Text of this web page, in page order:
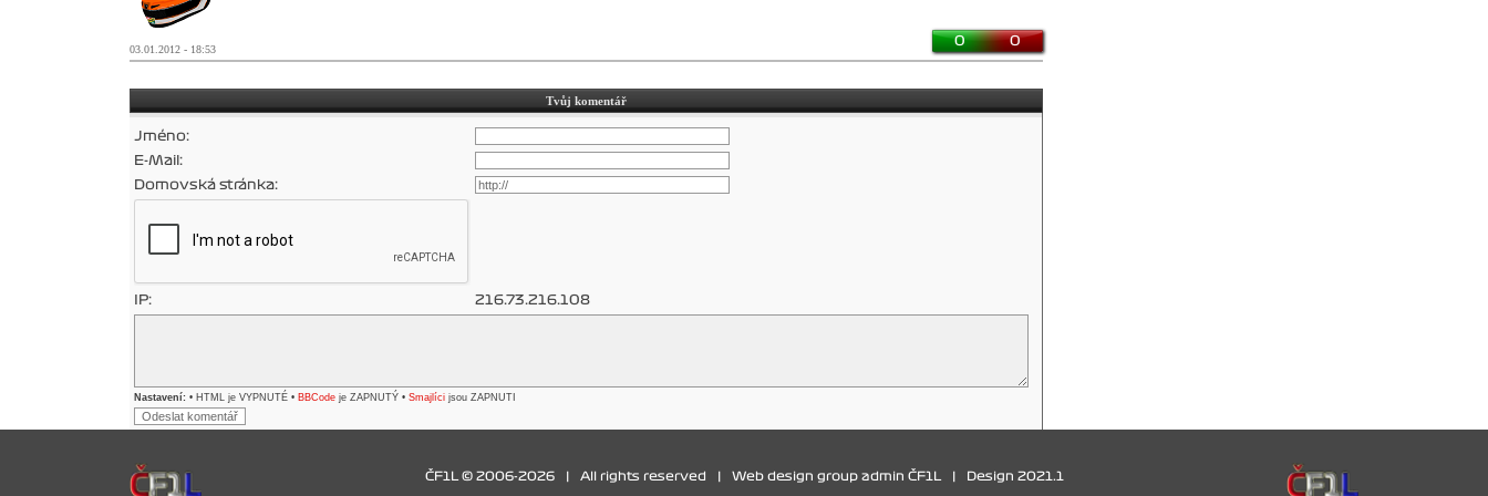
03.01.2012 - 18:53
0 0
Tvůj komentář
Jméno:
E-Mail:
Domovská stránka:
IP: 216.73.216.108
Nastavení: • HTML je VYPNUTÉ • BBCode je ZAPNUTÝ • Smajlíci jsou ZAPNUTI
ČF1L © 2006-2026 All rights reserved Web design group admin ČF1L Design 2021.1